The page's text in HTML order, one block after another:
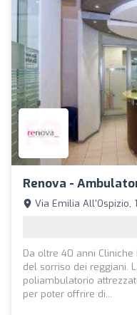
Renova -
Via Emilia All'Ospizio,
Da oltre 40 anni
del sorriso dei reggiani.
poliambulatorio
per poter offrire di...